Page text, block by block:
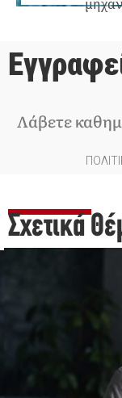
Λάβετε
Σχετικά